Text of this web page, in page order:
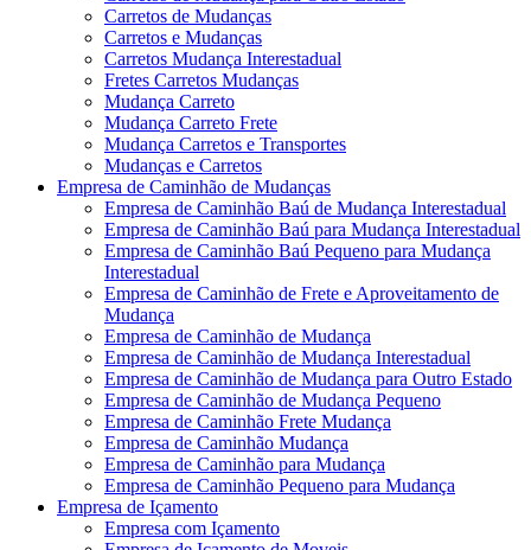
Carretos de Mudanças
Carretos e Mudanças
Carretos Mudança Interestadual
Fretes Carretos Mudanças
Mudança Carreto
Mudança Carreto Frete
Mudança Carretos e Transportes
Mudanças e Carretos
Empresa de Caminhão de Mudanças
Empresa de Caminhão Baú de Mudança Interestadual
Empresa de Caminhão Baú para Mudança Interestadual
Empresa de Caminhão Baú Pequeno para Mudança
Interestadual
Empresa de Caminhão de Frete e Aproveitamento de
Mudança
Empresa de Caminhão de Mudança
Empresa de Caminhão de Mudança Interestadual
Empresa de Caminhão de Mudança para Outro Estado
Empresa de Caminhão de Mudança Pequeno
Empresa de Caminhão Frete Mudança
Empresa de Caminhão Mudança
Empresa de Caminhão para Mudança
Empresa de Caminhão Pequeno para Mudança
Empresa de Içamento
Empresa com Içamento